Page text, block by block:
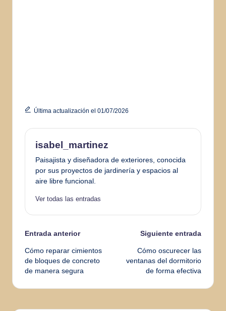
Última actualización el 01/07/2026
isabel_martinez
Paisajista y diseñadora de exteriores, conocida
por sus proyectos de jardinería y espacios al
aire libre funcional.
Ver todas las entradas
Navegación
de
entradas
Entrada anterior
Cómo reparar cimientos
de bloques de concreto
de manera segura
Siguiente entrada
Cómo oscurecer las
ventanas del dormitorio
de forma efectiva